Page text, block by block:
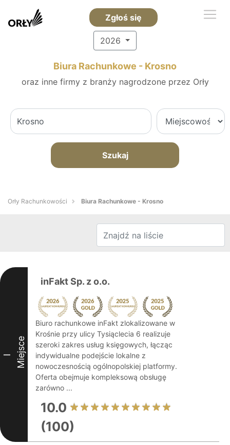
Zgłoś się
2026
Biura Rachunkowe - Krosno
oraz inne firmy z branży nagrodzone przez Orły
Szukaj
Orły Rachunkowości Biura Rachunkowe - Krosno
I Miejsce
inFakt Sp. z o.o.
Biuro rachunkowe inFakt zlokalizowane w
Krośnie przy ulicy Tysiąclecia 6 realizuje
szeroki zakres usług księgowych, łącząc
indywidualne podejście lokalne z
nowoczesnością ogólnopolskiej platformy.
Oferta obejmuje kompleksową obsługę
zarówno ...
10.0
(100)